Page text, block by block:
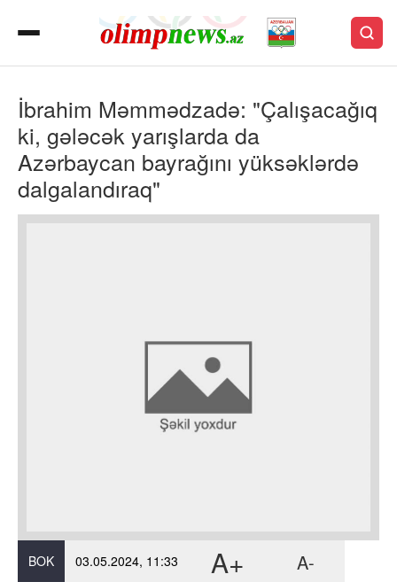
İbrahim Məmmədzadə: "Çalışacağıq
ki, gələcək yarışlarda da
Azərbaycan bayrağını yüksəklərdə
dalgalandıraq"
BOK 03.05.2024, 11:33 A+ A-